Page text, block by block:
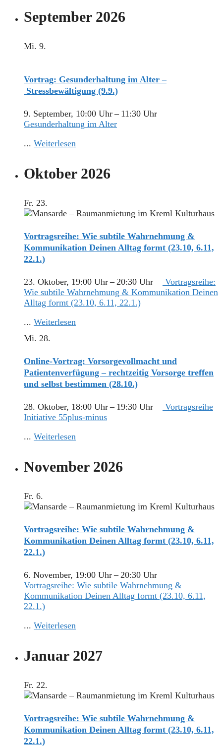
September 2026
Mi. 9.
Vortrag: Gesunderhaltung im Alter –
Stressbewältigung (9.9.)
9. September, 10:00 Uhr– 11:30 Uhr
Gesunderhaltung im Alter
... Weiterlesen
Oktober 2026
Fr. 23.
Vortragsreihe: Wie subtile Wahrnehmung &
Kommunikation Deinen Alltag formt (23.10, 6.11,
22.1.)
23. Oktober, 19:00 Uhr– 20:30 Uhr
Vortragsreihe:
Wie subtile Wahrnehmung & Kommunikation Deinen
Alltag formt (23.10, 6.11, 22.1.)
... Weiterlesen
Mi. 28.
Online-Vortrag: Vorsorgevollmacht und
Patientenverfügung – rechtzeitig Vorsorge treffen
und selbst bestimmen (28.10.)
28. Oktober, 18:00 Uhr– 19:30 Uhr
Vortragsreihe
Initiative 55plus-minus
... Weiterlesen
November 2026
Fr. 6.
Vortragsreihe: Wie subtile Wahrnehmung &
Kommunikation Deinen Alltag formt (23.10, 6.11,
22.1.)
6. November, 19:00 Uhr–20:30 Uhr
Vortragsreihe: Wie subtile Wahrnehmung &
Kommunikation Deinen Alltag formt (23.10, 6.11,
22.1.)
... Weiterlesen
Januar 2027
Fr. 22.
Vortragsreihe: Wie subtile Wahrnehmung &
Kommunikation Deinen Alltag formt (23.10, 6.11,
22.1.)